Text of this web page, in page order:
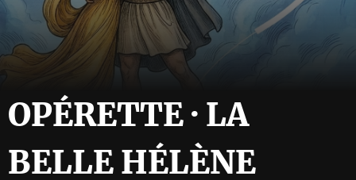
OPÉRETTE · LA
BELLE HÉLÈNE